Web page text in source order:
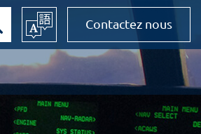
Contactez nous